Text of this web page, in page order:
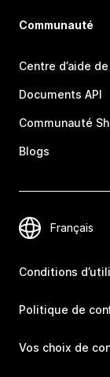
Communauté
Centre d’aide
Documents API
Communauté
Blogs
Conditions
Politique de
Vos choix de